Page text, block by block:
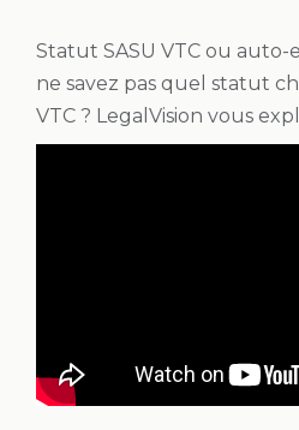
Statut SASU VTC ou
ne savez pas quel statut
VTC ? LegalVision vous